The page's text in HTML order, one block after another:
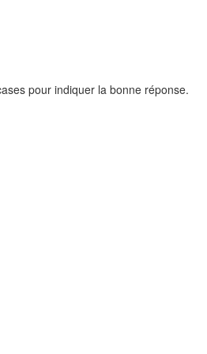
pour indiquer la bonne réponse.